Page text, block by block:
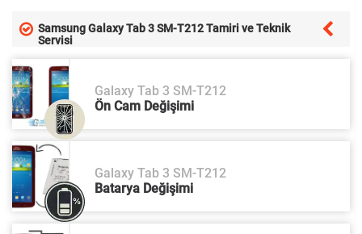
Samsung Galaxy Tab 3 SM-T212 Tamiri ve Teknik
Servisi
Galaxy Tab 3 SM-T212
Ön Cam Değişimi
Galaxy Tab 3 SM-T212
Batarya Değişimi